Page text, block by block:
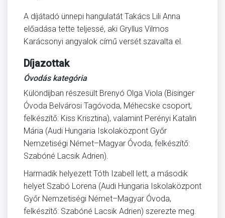
A díjátadó ünnepi hangulatát Takács Lili Anna
előadása tette teljessé, aki Gryllus Vilmos
Karácsonyi angyalok című versét szavalta el.
Díjazottak
Óvodás kategória
Különdíjban részesült Brenyó Olga Viola (Bisinger
Óvoda Belvárosi Tagóvoda, Méhecske csoport,
felkészítő: Kiss Krisztina), valamint Perényi Katalin
Mária (Audi Hungaria Iskolaközpont Győr
Nemzetiségi Német–Magyar Óvoda, felkészítő:
Szabóné Lacsik Adrien).
Harmadik helyezett Tóth Izabell lett, a második
helyet Szabó Lorena (Audi Hungaria Iskolaközpont
Győr Nemzetiségi Német–Magyar Óvoda,
felkészítő: Szabóné Lacsik Adrien) szerezte meg.